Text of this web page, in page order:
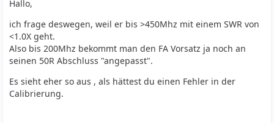
Hallo,
ich frage deswegen, weil er bis >450Mhz mit einem SWR von
<1.0X geht.
Also bis 200Mhz bekommt man den FA Vorsatz ja noch an
seinen 50R Abschluss "angepasst".
Es sieht eher so aus , als hättest du einen Fehler in der
Calibrierung.